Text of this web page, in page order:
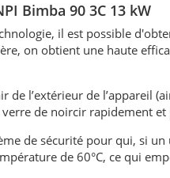
Bimba 90 3C 13 kW
il est possible
on obtient une haute
de l’extérieur de l’appareil
de noircir rapidement
de sécurité pour qui, si
de 60°C, ce qui